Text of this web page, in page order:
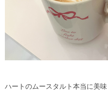
ハートのムースタルト本当に美